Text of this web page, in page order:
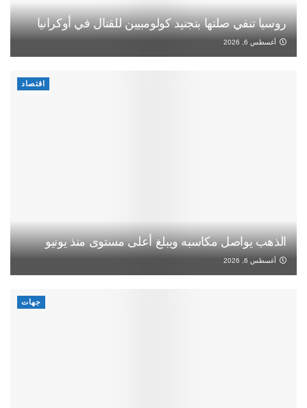
روسيا تنفي صلتها بتجنيد كولومبيين للقتال في أوكرانيا
أغسطس 6, 2026
اقتصاد
الذهب يواصل مكاسبه ويبلغ أعلى مستوى منذ يونيو
أغسطس 6, 2026
جهات